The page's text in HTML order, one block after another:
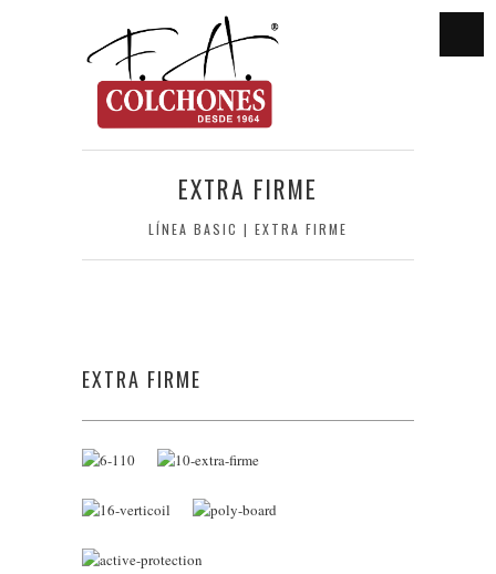
EXTRA FIRME
LÍNEA BASIC | EXTRA FIRME
EXTRA FIRME